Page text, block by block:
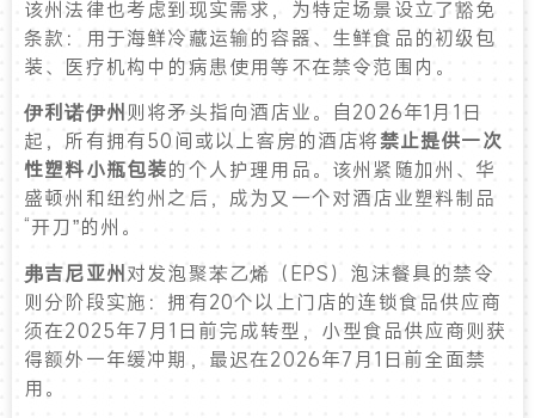
该州法律也考虑到现实需求，为特定场景设立了豁免
条款：用于海鲜冷藏运输的容器、生鲜食品的初级包
装、医疗机构中的病患使用等不在禁令范围内。
伊利诺伊州则将矛头指向酒店业。自2026年1月1日
起，所有拥有50间或以上客房的酒店将禁止提供一次
性塑料小瓶包装的个人护理用品。该州紧随加州、华
盛顿州和纽约州之后，成为又一个对酒店业塑料制品
“开刀”的州。
弗吉尼亚州对发泡聚苯乙烯（EPS）泡沫餐具的禁令
则分阶段实施：拥有20个以上门店的连锁食品供应商
须在2025年7月1日前完成转型，小型食品供应商则获
得额外一年缓冲期，最迟在2026年7月1日前全面禁
用。